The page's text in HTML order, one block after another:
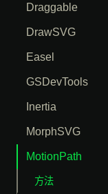
Draggable
DrawSVG
Easel
GSDevTools
Inertia
MorphSVG
MotionPath
方法